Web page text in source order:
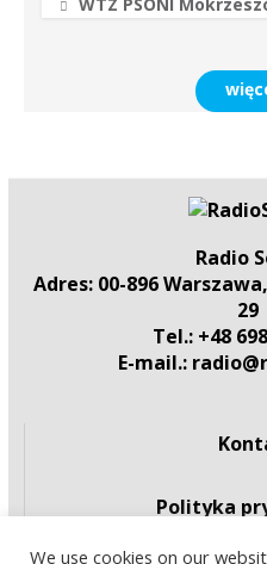
Radio
Adres: 00-896
29
Tel.: +48
E-mail.:
Polityka
We use cookies on our